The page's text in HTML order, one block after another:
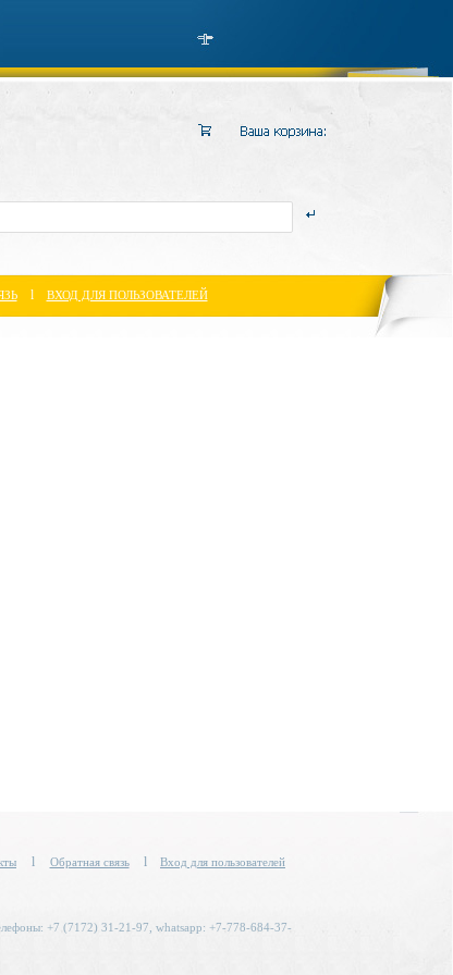
l ВХОД ДЛЯ ПОЛЬЗОВАТЕЛЕЙ
l Обратная связь l Вход для пользователей
+7 (7172) 31-21-97, whatsapp: +7-778-684-37-